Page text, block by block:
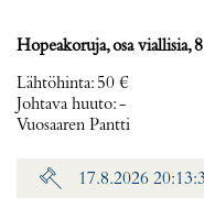
Hopeakoruja, osa viallisia,
Lähtöhinta: 50 €
Johtava huuto:-
Vuosaaren Pantti
17.8.2026